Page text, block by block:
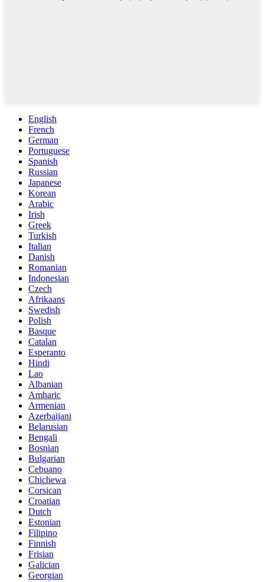
English
French
German
Portuguese
Spanish
Russian
Japanese
Korean
Arabic
Irish
Greek
Turkish
Italian
Danish
Romanian
Indonesian
Czech
Afrikaans
Swedish
Polish
Basque
Catalan
Esperanto
Hindi
Lao
Albanian
Amharic
Armenian
Azerbaijani
Belarusian
Bengali
Bosnian
Bulgarian
Cebuano
Chichewa
Corsican
Croatian
Dutch
Estonian
Filipino
Finnish
Frisian
Galician
Georgian